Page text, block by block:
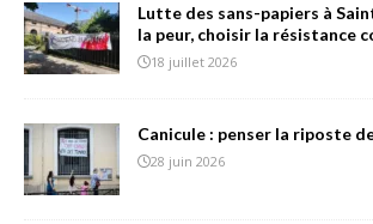
Lutte des sans-papiers à
la peur, choisir la résistance
18 juillet 2026
Canicule : penser la riposte
28 juin 2026